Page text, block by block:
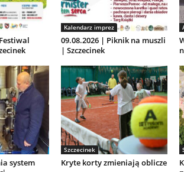
Kalendarz imprez
09.08.2026 | Piknik na muszli
| Szczecinek
system
Szczecinek
Kryte korty zmieniają oblicze